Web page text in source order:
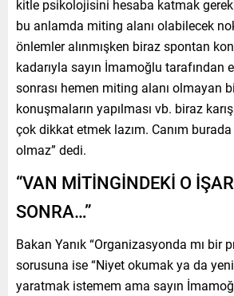
kitle psikolojisini hesaba katmak
bu anlamda miting alanı olabilecek
önlemler alınmışken biraz spontan
kadarıyla sayın İmamoğlu tarafından
sonrası hemen miting alanı olmayan
konuşmaların yapılması vb. biraz
çok dikkat etmek lazım. Canım
olmaz” dedi.
“VAN MİTİNGİNDEKİ O
SONRA…”
Bakan Yanık “Organizasyonda mı bir
sorusuna ise “Niyet okumak ya da
yaratmak istemem ama sayın